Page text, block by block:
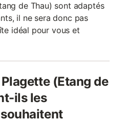
de Thau) sont adaptés
il ne sera donc pas
idéal pour vous et
(Etang de
ils les